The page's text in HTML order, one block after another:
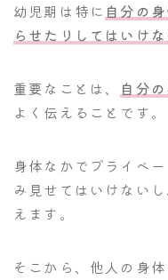
幼児期は特に 自分の
らせたりしてはいけな
重要なことは、 自分
よく伝えることです。
身体なかでプライベ
み見せてはいけない
えます。
そこから、他人の身